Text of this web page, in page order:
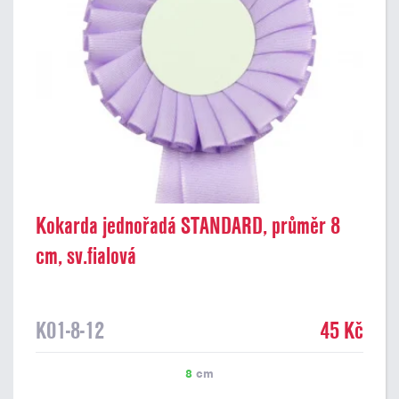
Kokarda jednořadá STANDARD, průměr 8
cm, sv.fialová
K01-8-12 45 Kč
8 cm